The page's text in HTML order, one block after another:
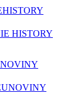
HISTORY
HISTORY